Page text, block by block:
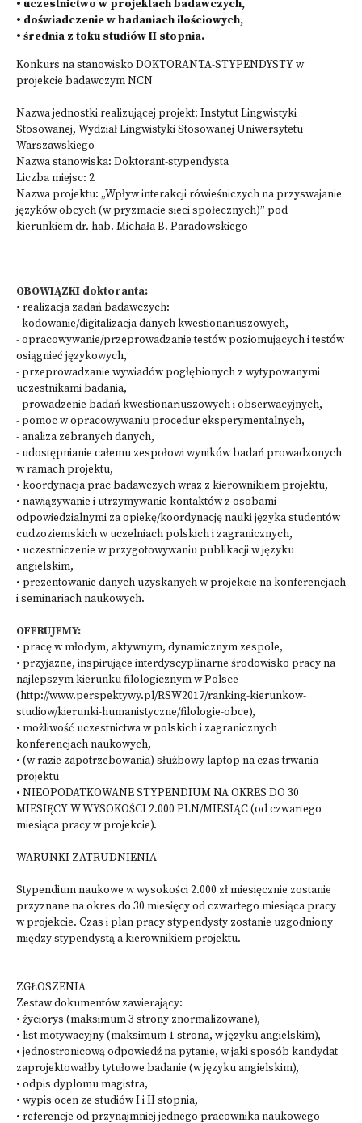
• uczestnictwo w projektach badawczych,
• doświadczenie w badaniach ilościowych,
• średnia z toku studiów II stopnia.
Konkurs na stanowisko DOKTORANTA-STYPENDYSTY w
projekcie badawczym NCN
Nazwa jednostki realizującej projekt: Instytut Lingwistyki
Stosowanej, Wydział Lingwistyki Stosowanej Uniwersytetu
Warszawskiego
Nazwa stanowiska: Doktorant-stypendysta
Liczba miejsc: 2
Nazwa projektu: „Wpływ interakcji rówieśniczych na przyswajanie
języków obcych (w pryzmacie sieci społecznych)” pod
kierunkiem dr. hab. Michała B. Paradowskiego
OBOWIĄZKI doktoranta:
• realizacja zadań badawczych:
- kodowanie/digitalizacja danych kwestionariuszowych,
- opracowywanie/przeprowadzanie testów poziomujących i testów
osiągnieć językowych,
- przeprowadzanie wywiadów pogłębionych z wytypowanymi
uczestnikami badania,
- prowadzenie badań kwestionariuszowych i obserwacyjnych,
- pomoc w opracowywaniu procedur eksperymentalnych,
- analiza zebranych danych,
- udostępnianie całemu zespołowi wyników badań prowadzonych
w ramach projektu,
• koordynacja prac badawczych wraz z kierownikiem projektu,
• nawiązywanie i utrzymywanie kontaktów z osobami
odpowiedzialnymi za opiekę/koordynację nauki języka studentów
cudzoziemskich w uczelniach polskich i zagranicznych,
• uczestniczenie w przygotowywaniu publikacji w języku
angielskim,
• prezentowanie danych uzyskanych w projekcie na konferencjach
i seminariach naukowych.
OFERUJEMY:
• pracę w młodym, aktywnym, dynamicznym zespole,
• przyjazne, inspirujące interdyscyplinarne środowisko pracy na
najlepszym kierunku filologicznym w Polsce
(http://www.perspektywy.pl/RSW2017/ranking-kierunkow-
studiow/kierunki-humanistyczne/filologie-obce),
• możliwość uczestnictwa w polskich i zagranicznych
konferencjach naukowych,
• (w razie zapotrzebowania) służbowy laptop na czas trwania
projektu
• NIEOPODATKOWANE STYPENDIUM NA OKRES DO 30
MIESIĘCY W WYSOKOŚCI 2.000 PLN/MIESIĄC (od czwartego
miesiąca pracy w projekcie).
WARUNKI ZATRUDNIENIA
Stypendium naukowe w wysokości 2.000 zł miesięcznie zostanie
przyznane na okres do 30 miesięcy od czwartego miesiąca pracy
w projekcie. Czas i plan pracy stypendysty zostanie uzgodniony
między stypendystą a kierownikiem projektu.
ZGŁOSZENIA
Zestaw dokumentów zawierający:
• życiorys (maksimum 3 strony znormalizowane),
• list motywacyjny (maksimum 1 strona, w języku angielskim),
• jednostronicową odpowiedź na pytanie, w jaki sposób kandydat
zaprojektowałby tytułowe badanie (w języku angielskim),
• odpis dyplomu magistra,
• wypis ocen ze studiów I i II stopnia,
• referencje od przynajmniej jednego pracownika naukowego